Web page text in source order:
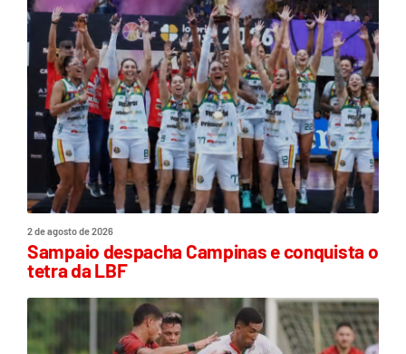
2 de agosto de 2026
Sampaio despacha Campinas e conquista o
tetra da LBF